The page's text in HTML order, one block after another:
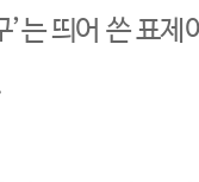
’는 띄어 쓴 표